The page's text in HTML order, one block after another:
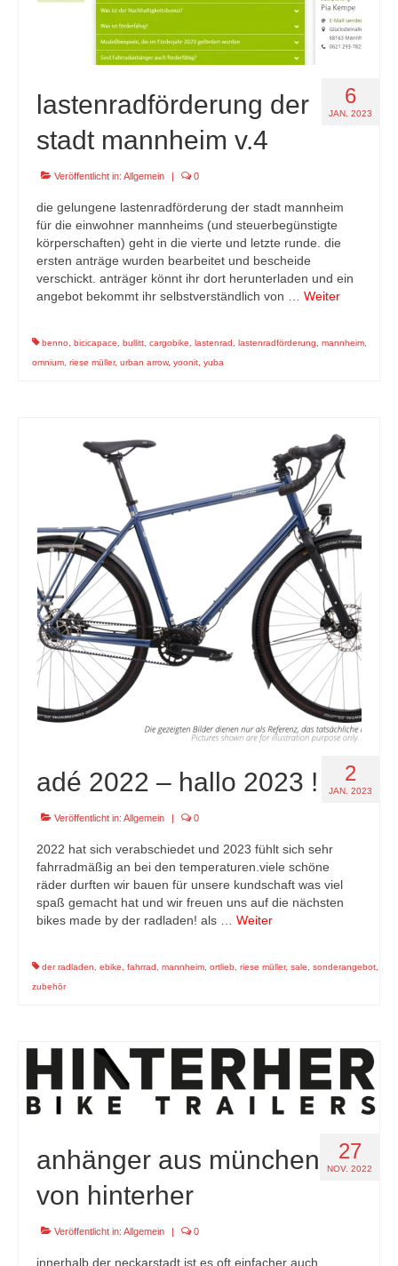
6
JAN. 2023
lastenradförderung der
stadt mannheim v.4
Veröffentlicht in: Allgemein | 0
die gelungene lastenradförderung der stadt mannheim
für die einwohner mannheims (und steuerbegünstigte
körperschaften) geht in die vierte und letzte runde. die
ersten anträge wurden bearbeitet und bescheide
verschickt. anträger könnt ihr dort herunterladen und ein
angebot bekommt ihr selbstverständlich von … Weiter
benno bicicapace bullitt cargobike lastenrad lastenradförderung mannheim
omnium riese müller, urban arrow, yoonit yuba
2
JAN. 2023
adé 2022 – hallo 2023 !
Veröffentlicht in: Allgemein | 0
2022 hat sich verabschiedet und 2023 fühlt sich sehr
fahrradmäßig an bei den temperaturen.viele schöne
räder durften wir bauen für unsere kundschaft was viel
spaß gemacht hat und wir freuen uns auf die nächsten
bikes made by der radladen! als … Weiter
der radladen ebike fahrrad mannheim ortlieb riese müller, sale sonderangebot
zubehör
27
NOV. 2022
anhänger aus münchen
von hinterher
Veröffentlicht in: Allgemein 0
innerhalb der neckarstadt ist es oft einfacher auch